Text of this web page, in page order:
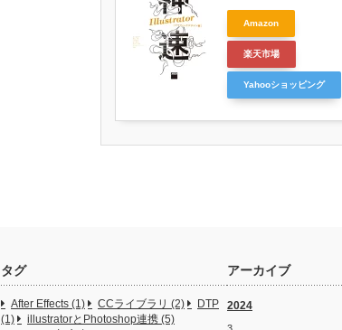
Amazon
楽天市場
Yahooショッピング
タグ
After Effects (1) CCライブラリ (2)
DTP
(1)
illustratorとPhotoshop連携 (5)
アーカイブ
2024